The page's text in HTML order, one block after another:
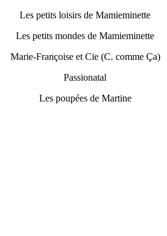
Les petits loisirs de Mamieminette
Les petits mondes de Mamieminette
Marie-Françoise et Cie (C. comme Ça)
Passionatal
Les poupées de Martine